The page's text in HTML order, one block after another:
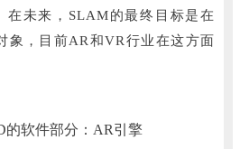
在未来，SLAM的最终目标是在
象，目前AR和VR行业在这方面